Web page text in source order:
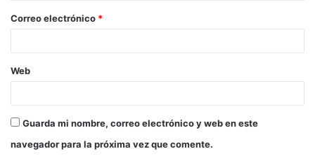
Correo electrónico *
Web
Guarda mi nombre, correo electrónico y web en este
navegador para la próxima vez que comente.